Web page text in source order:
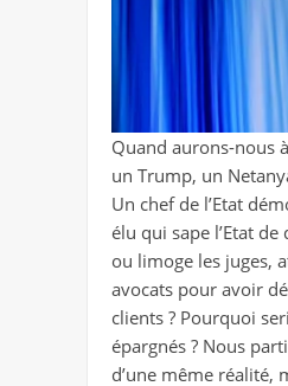
Quand aurons-nous
un Trump, un
Un chef de l’Etat
élu qui sape l’Etat
ou limoge les juges,
avocats pour avoir
clients ? Pourquoi
épargnés ? Nous
d’une même réalité,